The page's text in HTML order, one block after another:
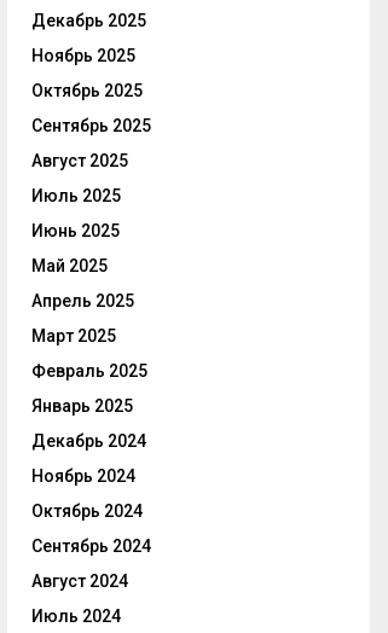
Декабрь 2025
Ноябрь 2025
Октябрь 2025
Сентябрь 2025
Август 2025
Июль 2025
Июнь 2025
Май 2025
Апрель 2025
Март 2025
Февраль 2025
Январь 2025
Декабрь 2024
Ноябрь 2024
Октябрь 2024
Сентябрь 2024
Август 2024
Июль 2024